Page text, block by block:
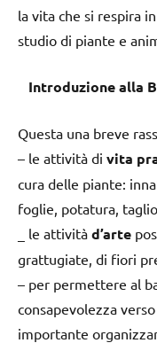
la vita che si respira
studio di piante e
Introduzione alla
Questa una breve
– le attività di vita
cura delle piante:
foglie, potatura,
_ le attività d’arte
grattugiate, di fiori
– per permettere al
consapevolezza
importante